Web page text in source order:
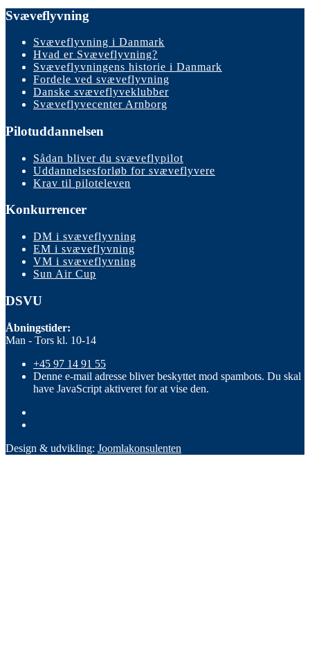
Svæveflyvning
Svæveflyvning i Danmark
Hvad er Svæveflyvning?
Svæveflyvningens historie i Danmark
Fordele ved svæveflyvning
Danske svæveflyveklubber
Svæveflyvecenter Arnborg
Pilotuddannelsen
Sådan bliver du svæveflypilot
Uddannelsesforløb for svæveflyvere
Krav til piloteleven
Konkurrencer
DM i svæveflyvning
EM i svæveflyvning
VM i svæveflyvning
Sun Air Cup
DSVU
Åbningstider:
Man - Tors kl. 10-14
+45 97 14 91 55
Denne e-mail adresse bliver beskyttet mod spambots. Du skal
have JavaScript aktiveret for at vise den.
Design & udvikling: Joomlakonsulenten